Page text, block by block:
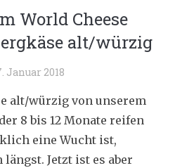
World Cheese
alt/würzig
Januar 2018
alt/würzig von unserem
8 bis 12 Monate reifen
eine Wucht ist,
Jetzt ist es aber